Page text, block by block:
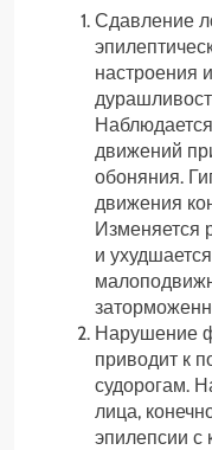
Сдавление
настроения
движений
обоняния.
движения
Изменяется
и
Нарушение
приводит к
судорогам.
лица,
эпилепсии с